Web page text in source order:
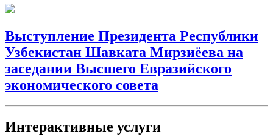
Выступление Президента Республики
Узбекистан Шавката Мирзиёева на
заседании Высшего Евразийского
экономического совета
Интерактивные услуги